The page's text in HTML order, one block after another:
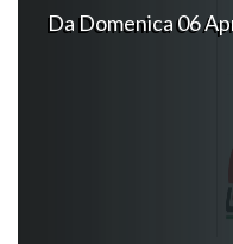
Da Domenica 06